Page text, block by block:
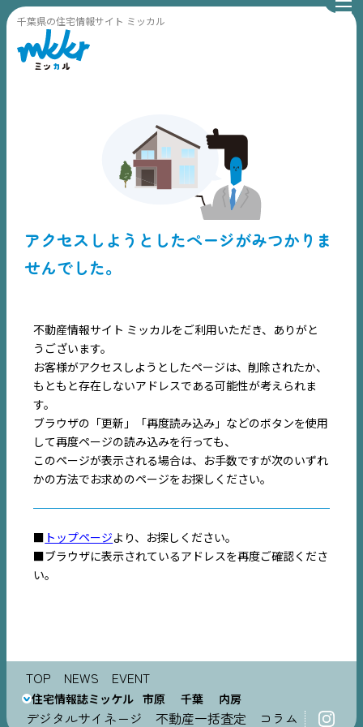
千葉県の住宅情報サイト ミッカル
市原エリア
千葉
エリア
内房エリア
デジタルサイネージ
不動産一括査定
コラム
アクセスしようとしたページがみつかりま
せんでした。
不動産情報サイト ミッカルをご利用いただき、ありがと
うございます。
お客様がアクセスしようとしたページは、削除されたか、
もともと存在しないアドレスである可能性が考えられま
す。
ブラウザの「更新」「再度読み込み」などのボタンを使用
して再度ページの読み込みを行っても、
このページが表示される場合は、お手数ですが次のいずれ
かの方法でお求めのページをお探しください。
■ トップページより、お探しください。
■ブラウザに表示されているアドレスを再度ご確認くださ
い。
TOP NEWS EVENT
住宅情報誌ミッケル 市原 千葉 内房
デジタルサイネージ 不動産一括査定 コラム